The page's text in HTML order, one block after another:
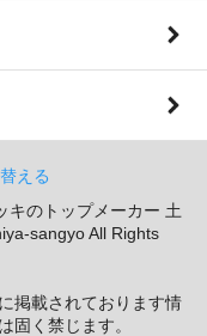
える
キのトップメーカー 土
sangyo All Rights
掲載されております情
固く禁じます。